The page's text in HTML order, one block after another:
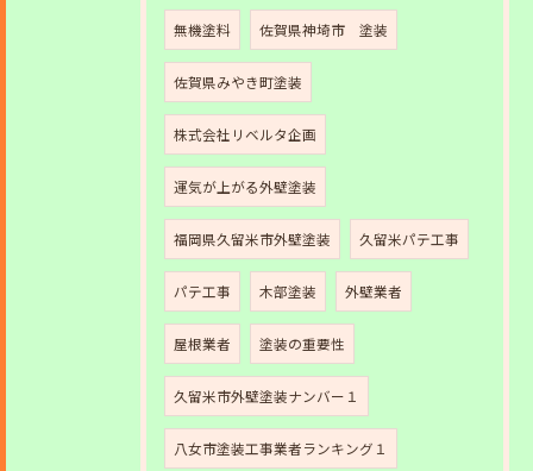
無機塗料 佐賀県神埼市 塗装
佐賀県みやき町塗装
株式会社リベルタ企画
運気が上がる外壁塗装
福岡県久留米市外壁塗装 久留米パテ工事
パテ工事 木部塗装 外壁業者
屋根業者 塗装の重要性
久留米市外壁塗装ナンバー１
八女市塗装工事業者ランキング１